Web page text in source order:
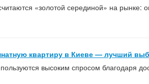
«золотой серединой» на
квартиру в Киеве — лучший
высоким спросом благодаря